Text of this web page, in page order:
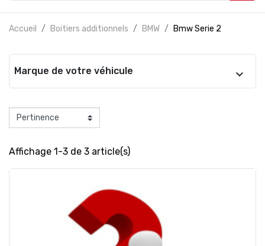
Accueil Boitiers additionnels BMW Bmw Serie 2
Marque de votre véhicule
Affichage 1-3 de 3 article(s)